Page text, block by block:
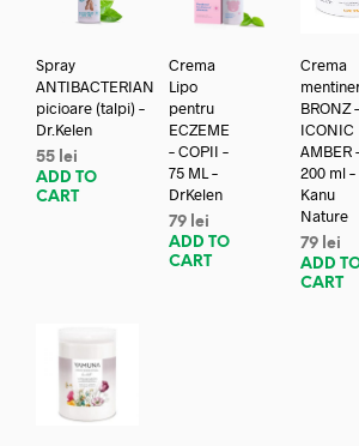
Spray
ANTIBACTERIAN
picioare (talpi) –
Dr.Kelen
55 lei
ADD TO
CART
Crema
Lipo
pentru
ECZEME
– COPII –
75 ML –
DrKelen
79 lei
ADD TO
CART
Crema
BRONZ –
ICONIC
AMBER
200 ml –
Kanu
Nature
79 lei
ADD
CART